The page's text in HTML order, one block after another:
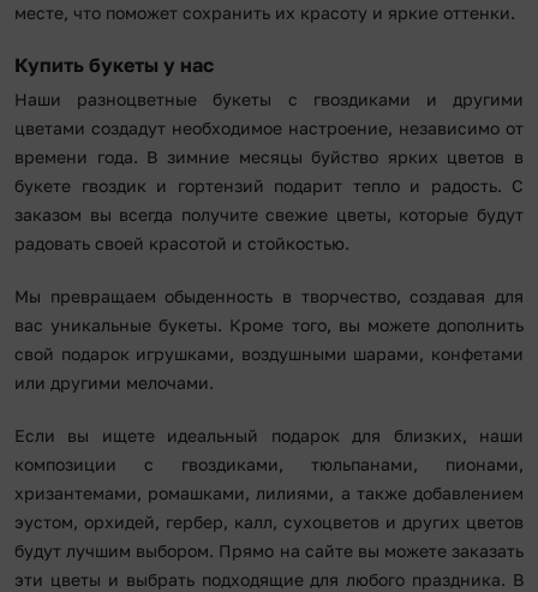
месте, что поможет сохранить их красоту и яркие оттенки.
Купить букеты у нас
Наши разноцветные букеты с гвоздиками и другими
цветами создадут необходимое настроение, независимо от
времени года. В зимние месяцы буйство ярких цветов в
букете гвоздик и гортензий подарит тепло и радость. С
заказом вы всегда получите свежие цветы, которые будут
радовать своей красотой и стойкостью.
Мы превращаем обыденность в творчество, создавая для
вас уникальные букеты. Кроме того, вы можете дополнить
свой подарок игрушками, воздушными шарами, конфетами
или другими мелочами.
Если вы ищете идеальный подарок для близких, наши
композиции с гвоздиками, тюльпанами, пионами,
хризантемами, ромашками, лилиями, а также добавлением
эустом, орхидей, гербер, калл, сухоцветов и других цветов
будут лучшим выбором. Прямо на сайте вы можете заказать
эти цветы и выбрать подходящие для любого праздника. В